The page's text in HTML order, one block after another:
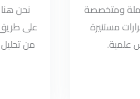
ومتخصصة
مستنيرة
علمية.
نحن
على
من